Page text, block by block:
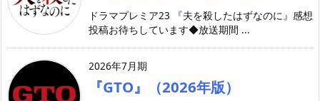
ドラマプレミア23 『夫を殺したはずなのに』感想
投稿お待ちしています◆放送期間 ...
2026年7月期
『GTO』（2026年版）